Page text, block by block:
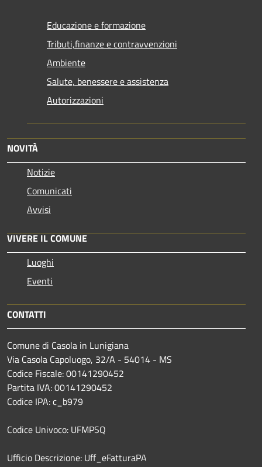
Educazione e formazione
Tributi,finanze e contravvenzioni
Ambiente
Salute, benessere e assistenza
Autorizzazioni
NOVITÀ
Notizie
Comunicati
Avvisi
VIVERE IL COMUNE
Luoghi
Eventi
CONTATTI
Comune di Casola in Lunigiana
Via Casola Capoluogo, 32/A - 54014 - MS
Codice Fiscale: 00141290452
Partita IVA: 00141290452
Codice IPA: c_b979
Codice Univoco: UFMPSQ
Ufficio Descrizione: Uff_eFatturaPA